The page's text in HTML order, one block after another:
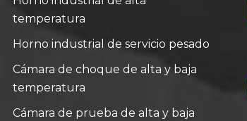
temperatura
Horno industrial de servicio pesado
Cámara de choque de alta y baja
temperatura
Cámara de prueba de alta y baja